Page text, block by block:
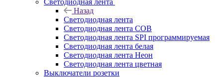
Светодиодная лента
Назад
Светодиодная лента
Светодиодная лента COB
Светодиодная лента SPI программируемая
Светодиодная лента белая
Светодиодная лента Неон
Светодиодная лента цветная
Выключатели розетки